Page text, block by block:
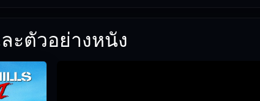
ะตัวอย่างหนัง